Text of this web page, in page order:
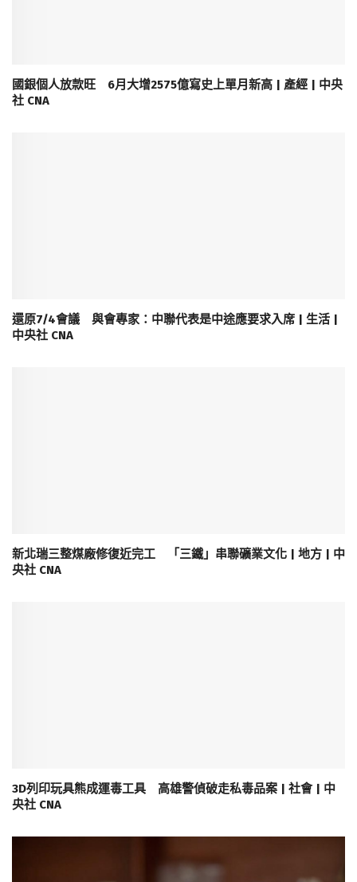
國銀個人放款旺 6月大增2575億寫史上單月新高 | 產經 | 中央
社 CNA
還原7/4會議 與會專家：中聯代表是中途應要求入席 | 生活 |
中央社 CNA
新北瑞三整煤廠修復近完工 「三鐵」串聯礦業文化 | 地方 | 中
央社 CNA
3D列印玩具熊成運毒工具 高雄警偵破走私毒品案 | 社會 | 中
央社 CNA